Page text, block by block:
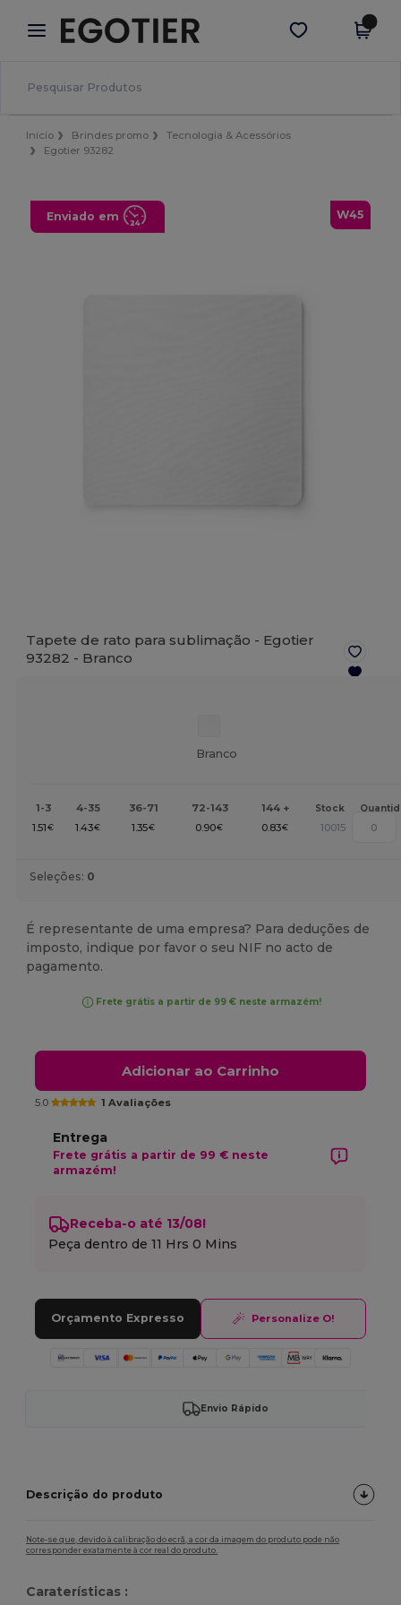
× App Egotier
Melhores preços na app!
Obter app
Início Brindes promo
Tecnologia & Acessórios
Egotier 93282
W45
Enviado em
Tapete de rato para sublimação - Egotier
93282 - Branco
Branco
1-3 4-35 36-71 72-143 144 + Stock
1.51€ 1.43€ 1.35€ 0.90€ 0.83€ 10015
Seleções: 0
É representante de uma empresa? Para deduções de
imposto, indique por favor o seu NIF no acto de
pagamento.
Frete grátis a partir de 99 € neste armazém!
Adicionar ao Carrinho
5.0 1 Avaliações
Entrega
Frete grátis a partir de 99 € neste
armazém!
Receba-o até 13/08!
Peça dentro de11 Hrs 0 Mins
Orçamento Expresso Personalize O!
Envio Rápido
Descrição do produto
Note-se que, devido à calibração do ecrã, a cor da imagem do produto pode não
corresponder exatamente à cor real do produto.
Caraterísticas :